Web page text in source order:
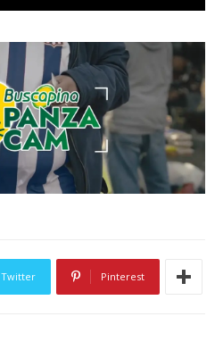
Twitter Pinterest